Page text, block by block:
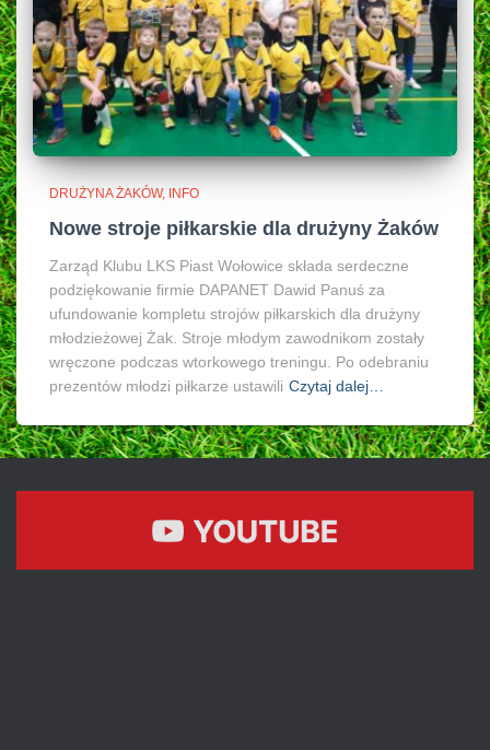
DRUŻYNA ŻAKÓW INFO
Nowe stroje piłkarskie dla drużyny Żaków
Zarząd Klubu LKS Piast Wołowice składa serdeczne
podziękowanie firmie DAPANET Dawid Panuś za
ufundowanie kompletu strojów piłkarskich dla drużyny
młodzieżowej Żak. Stroje młodym zawodnikom zostały
wręczone podczas wtorkowego treningu. Po odebraniu
prezentów młodzi piłkarze ustawili Czytaj dalej…